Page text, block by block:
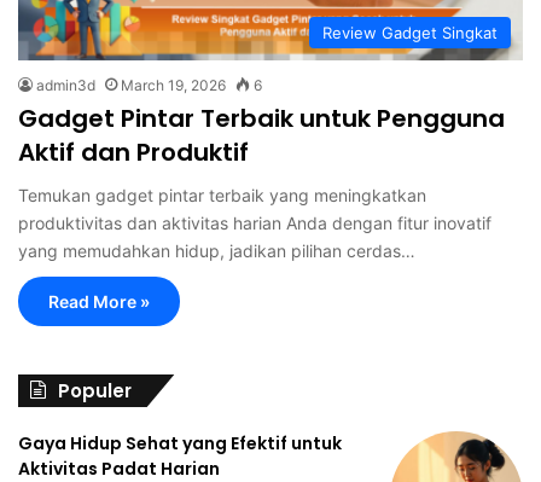
Review Gadget Singkat
admin3d March 19, 2026 6
Gadget Pintar Terbaik untuk Pengguna
Aktif dan Produktif
Temukan gadget pintar terbaik yang meningkatkan
produktivitas dan aktivitas harian Anda dengan fitur inovatif
yang memudahkan hidup, jadikan pilihan cerdas…
Read More »
Populer
Gaya Hidup Sehat yang Efektif untuk
Aktivitas Padat Harian